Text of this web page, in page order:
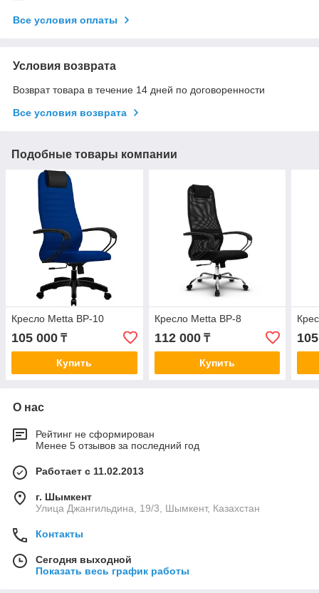
Все условия оплаты
Условия возврата
Возврат товара в течение 14 дней по договоренности
Все условия возврата
Подобные товары компании
Кресло Metta BP-10
105 000 ₸
Купить
Кресло Metta BP-8
112 000₸
Купить
О нас
Рейтинг не сформирован
Менее 5 отзывов за последний год
Работает с 11.02.2013
г. Шымкент
Улица Джангильдина, 19/3, Шымкент, Казахстан
Контакты
Сегодня выходной
Показать весь график работы